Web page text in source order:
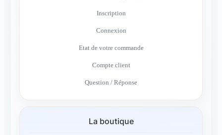
Inscription
Connexion
Etat de votre commande
Compte client
Question / Réponse
La boutique